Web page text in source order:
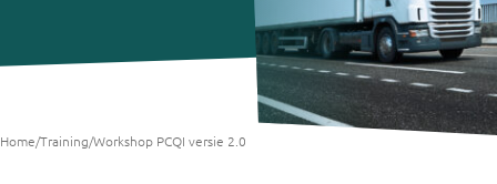
Home/Training/Workshop PCQI versie 2.0